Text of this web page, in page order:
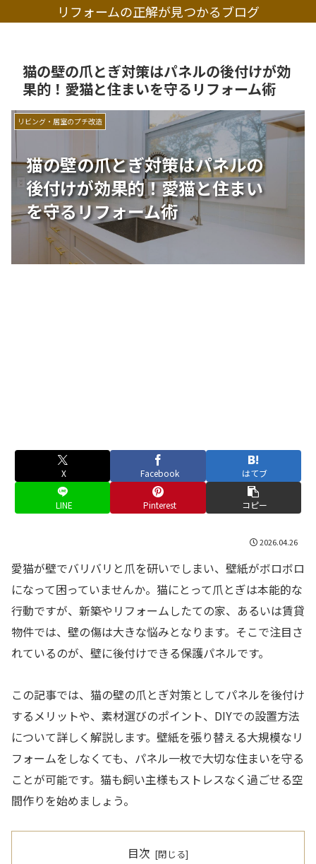
リフォームの正解が見つかるブログ
猫の壁の爪とぎ対策はパネルの後付けが効
果的！愛猫と住まいを守るリフォーム術
猫の壁の爪とぎ対策はパネルの
後付けが効果的！愛猫と住まい
を守るリフォーム術
リビング・居室のプチ改造
X Facebook はてブ
LINE Pinterest コピー
2026.04.26
愛猫が壁でバリバリと爪を研いでしまい、壁紙がボロボロ
になって困っていませんか。猫にとって爪とぎは本能的な
行動ですが、新築やリフォームしたての家、あるいは賃貸
物件では、壁の傷は大きな悩みとなります。そこで注目さ
れているのが、壁に後付けできる保護パネルです。
この記事では、猫の壁の爪とぎ対策としてパネルを後付け
するメリットや、素材選びのポイント、DIYでの設置方法
について詳しく解説します。壁紙を張り替える大規模なリ
フォームをしなくても、パネル一枚で大切な住まいを守る
ことが可能です。猫も飼い主様もストレスなく過ごせる空
間作りを始めましょう。
目次